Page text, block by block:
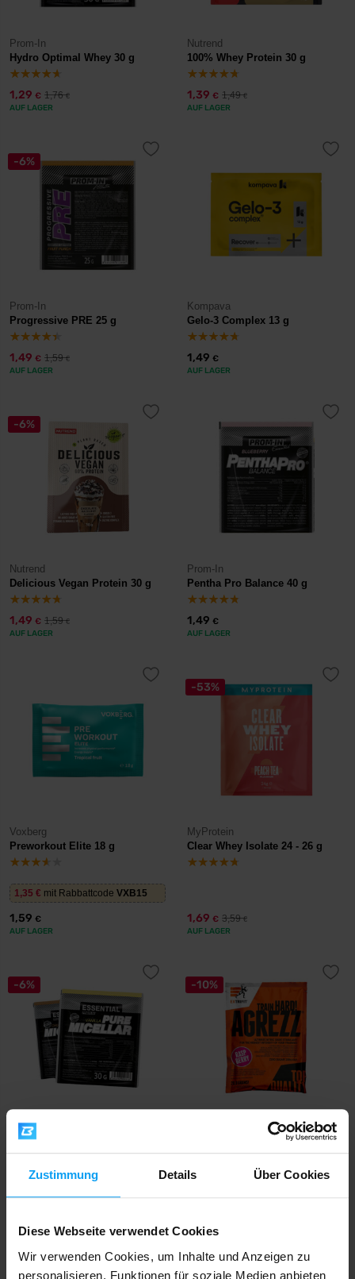
Zustimmung Details Über Cookies
Diese Webseite verwendet Cookies
Wir verwenden Cookies, um Inhalte und Anzeigen zu
personalisieren, Funktionen für soziale Medien anbieten
Prom-In
Hydro Optimal Whey 30 g
1,29 € 1,76€
AUF LAGER
Nutrend
100% Whey Protein 30 g
1,39 € 1,49€
AUF LAGER
-6%
Prom-In
Progressive PRE 25 g
1,49 € 1,59€
AUF LAGER
Kompava
Gelo-3 Complex 13 g
1,49 €
AUF LAGER
-6%
Nutrend
Delicious Vegan Protein 30 g
1,49 € 1,59€
AUF LAGER
Prom-In
Pentha Pro Balance 40 g
1,49 €
AUF LAGER
Voxberg
Preworkout Elite 18 g
1,35 € mit Rabbattcode VXB15
1,59 €
AUF LAGER
-53%
MyProtein
Clear Whey Isolate 24 - 26 g
1,69 € 3,59€
AUF LAGER
-6%
Prom-In
Essential Pure Micellar 30 g
1,69€ 1,79
-10%
1,79